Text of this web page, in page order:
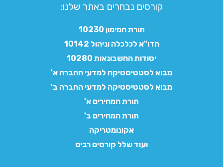
קורסים נבחרים באתר שלנו:​
תורת המימון 10230
חדו"א לכלכלה וניהול 10142
יסודות החשבונאות 10280
מבוא לסטטיסטיקה למדעי החברה א'
מבוא לסטטיסטיקה למדעי החברה ב'
תורת המחירים א'
תורת המחירים ב'
אקונומטריקה
ועוד שלל קורסים רבים